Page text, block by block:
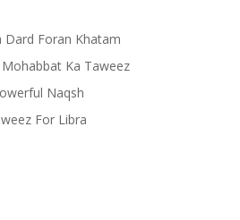
Dard Foran Khatam
Ka Taweez
Naqsh
For Libra